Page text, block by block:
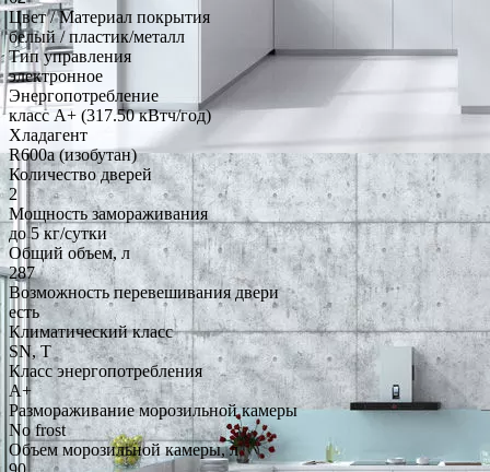
Цвет / Материал покрытия
белый / пластик/металл
Тип управления
электронное
Энергопотребление
класс A+ (317.50 кВтч/год)
Хладагент
R600a (изобутан)
Количество дверей
2
Мощность замораживания
до 5 кг/cутки
Общий объем, л
287
Возможность перевешивания двери
есть
Климатический класс
SN, T
Класс энергопотребления
A+
Размораживание морозильной камеры
No frost
Объем морозильной камеры, л